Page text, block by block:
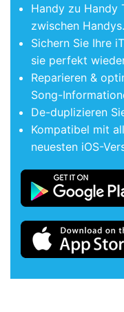
Handy zu Handy
zwischen Handys.
Sichern Sie Ihre
sie perfekt
Reparieren &
Song-
De-duplizieren
Kompatibel mit
neuesten iOS-